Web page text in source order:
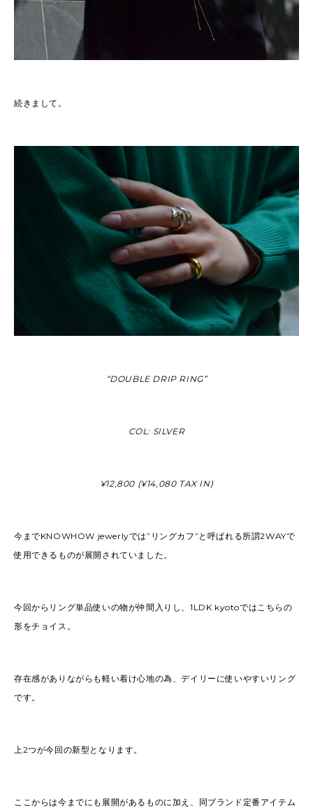
続きまして。
“DOUBLE DRIP RING”
COL: SILVER
¥12,800 (¥14,080 TAX IN)
今までKNOWHOW jewerlyでは”リングカフ”と呼ばれる所謂2WAYで
使用できるものが展開されていました。
今回からリング単品使いの物が仲間入りし、1LDK kyotoではこちらの
形をチョイス。
存在感がありながらも軽い着け心地の為、デイリーに使いやすいリング
です。
上2つが今回の新型となります。
ここからは今までにも展開があるものに加え、同ブランド定番アイテム